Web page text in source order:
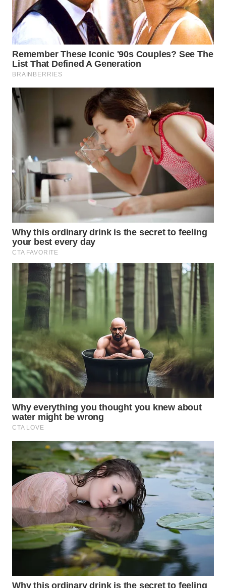
WN
TAPANULI
TENGAH
WN DELI
SERDANG
WN
TEBING
TINGGI
WN
KARAWANG
WN
BEKASI
WN
BOGOR
WN
DEPOK
WN
TAPANULI
UTARA
WN
SAMOSIR
WN
PADANG
LAWAS
WN
SUMEDANG
WN
CIANJUR
WN
KEPULAUAN
WN